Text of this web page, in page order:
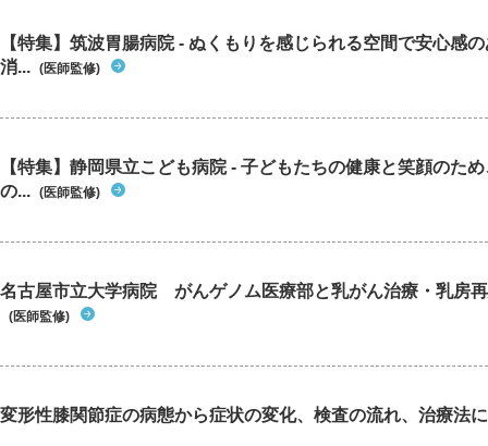
【特集】筑波胃腸病院 - ぬくもりを感じられる空間で安心感
消... (医師監修)
【特集】静岡県立こども病院 - 子どもたちの健康と笑顔のた
の... (医師監修)
名古屋市立大学病院 がんゲノム医療部と乳がん治療・乳房
(医師監修)
変形性膝関節症の病態から症状の変化、検査の流れ、治療法